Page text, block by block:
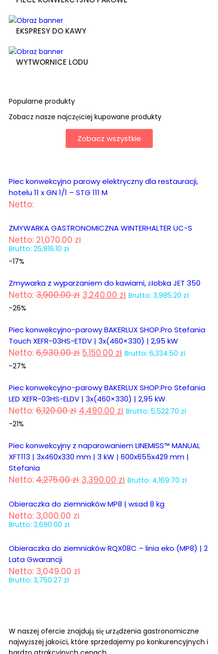
EKSPRESY DO KAWY
WYTWORNICE LODU
Popularne produkty
Zobacz nasze najczęściej kupowane produkty
Zobacz wszystkie
Piec konwekcyjno parowy elektryczny dla restauracji,
hotelu 11 x GN 1/1 – STG 111 M
Netto:
ZMYWARKA GASTRONOMICZNA WINTERHALTER UC-S
Netto: 21,070.00 zł
Brutto: 25,916.10 zł
-17%
Zmywarka z wyparzaniem do kawiarni, żłobka JET 350
Netto: 3,900.00zł 3,240.00 zł Brutto: 3,985.20 zł
-26%
Piec konwekcyjno-parowy BAKERLUX SHOP.Pro Stefania
Touch XEFR-03HS-ETDV | 3x(460×330) | 2,95 kW
Netto: 6,930.00zł 5,150.00 zł Brutto: 6,334.50 zł
-27%
Piec konwekcyjno-parowy BAKERLUX SHOP.Pro Stefania
LED XEFR-03HS-ELDV | 3x(460×330) | 2,95 kW
Netto: 6,120.00zł 4,490.00 zł Brutto: 5,522.70 zł
-21%
Piec konwekcyjny z naparowaniem LINEMISS™ MANUAL
XFT113 | 3x460x330 mm | 3 kW | 600x655x429 mm |
Stefania
Netto: 4,275.00zł 3,390.00 zł Brutto: 4,169.70 zł
Obieraczka do ziemniaków MP8 | wsad 8 kg
Netto: 3,000.00 zł
Brutto: 3,690.00 zł
Obieraczka do ziemniaków RQX08C – linia eko (MP8) | 2
Lata Gwarancji
Netto: 3,049.00 zł
Brutto: 3,750.27 zł
W naszej ofercie znajdują się urządzenia gastronomiczne
najwyższej jakości, które sprzedajemy po konkurencyjnych i